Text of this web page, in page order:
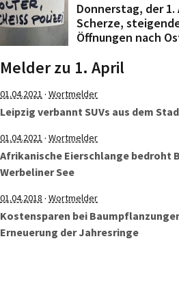
Donnerstag, der 1.
Scherze,
Öffnungen nach
Melder zu 1. April
01.04.2021 · Wortmelder
Leipzig verbannt SUVs aus dem
01.04.2021 · Wortmelder
Afrikanische Eierschlange bedroht
Werbeliner See
01.04.2018 · Wortmelder
Kostensparen bei
Erneuerung der Jahresringe